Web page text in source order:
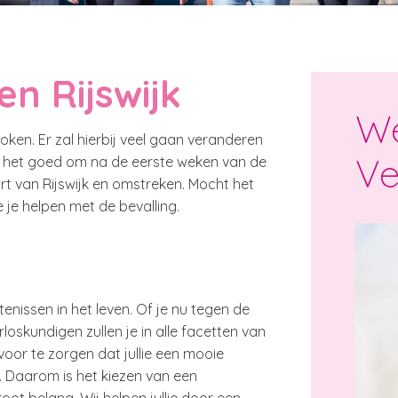
Rijswijk
Er zal hierbij veel gaan veranderen
goed om na de eerste weken van de
van Rijswijk en omstreken. Mocht het
helpen met de bevalling.
in het leven. Of je nu tegen de
zullen je in alle facetten van
te zorgen dat jullie een mooie
is het kiezen van een